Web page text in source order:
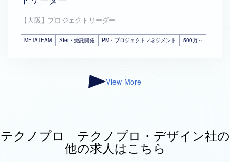
【大阪】プロジェクトリーダー
METATEAM SIer・受託開発 PM・プロジェクトマネジメント 500万～
View More
テクノプロ テクノプロ・デザイン社の
他の求人はこちら